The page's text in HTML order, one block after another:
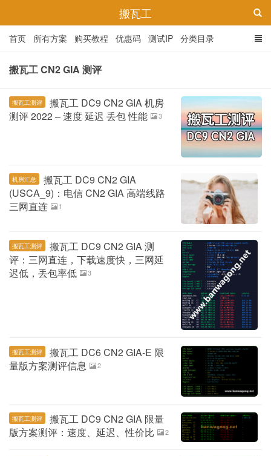
搬瓦工
首页 所有方案 购买教程 优惠码 测试IP 分类目录
搬瓦工 CN2 GIA 测评
搬瓦工测评
搬瓦工 DC9 CN2 GIA 机房
测评 2022 – 速度 延迟 丢包 性能
3
机房汇总
搬瓦工 DC9 CN2 GIA
(USCA_9)：电信 CN2 GIA 高端线路
三网直连
1
搬瓦工测评
搬瓦工 DC9 CN2 GIA 测
评：三网直连，下载速度快，三网延
迟低，丢包率低
3
搬瓦工测评
搬瓦工 DC6 CN2 GIA-E 限
量版方案测评信息
2
搬瓦工测评
搬瓦工 DC9 CN2 GIA 限量
版方案测评：速度、延迟、性价比
2